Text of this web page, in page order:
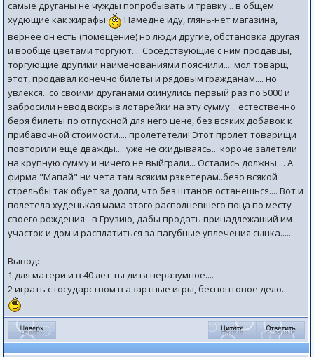
самые друганы не чужды попробывать и травку... в общем
худющие как жирафы
Намедне иду, глянь-нет магазина,
вернее он есть (помещение) но люди другие, обстановка другая
и вообще цветами торгуют.... Соседствующие с ним продавцы,
торгующие другими наименованиями пояснили.... мол товарщ
этот, продавал конечно билеты и рядовым гражданам.... но
увлекся...со своими друганами скинулись первый раз по 5000 и
забросили невод вскрыв лотарейки на эту сумму... естественно
беря билеты по отпускной для него цене, без всяких добавок к
прибавочной стоимости.... пролететели! Этот пролет товарищи
повторили еще дважды.... уже не скидываясь... короче залетели
на крупную сумму и ничего не выйграли... Остались должны.... А
фирма "Мапай" ни чета там всяким рэкетерам..безо всякой
стрельбы так обует за долги, что без штанов останешься.... Вот и
полетела худенькая мама этого располневшего поца по месту
своего рождения - в Грузию, дабы продать принадлежаший им
участок и дом и расплатиться за пагубные увлечения сынка.....
Вывод:
1 для матери и в 40 лет ты дитя неразумное....
2 играть с государством в азартные игры, беспонтовое дело....